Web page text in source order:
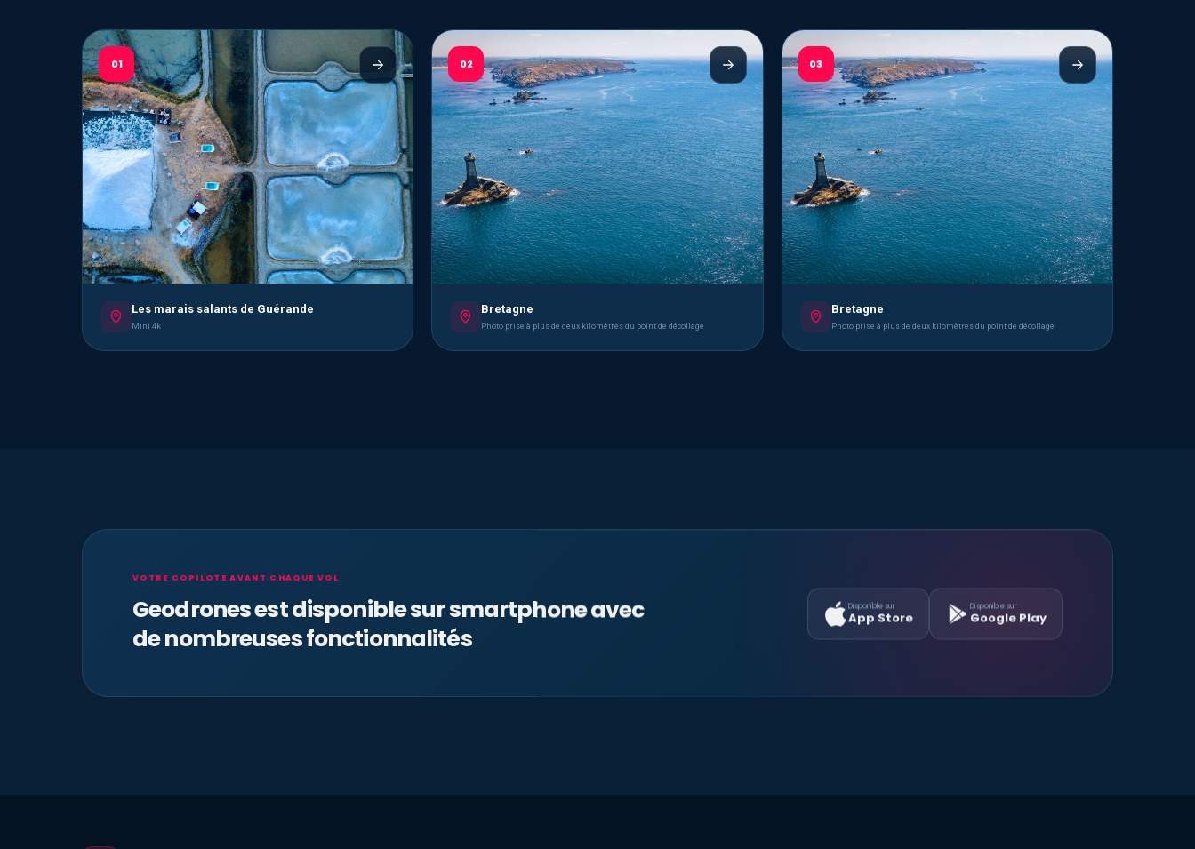
01
Les marais salants de Guérande
Mini 4k
02
Bretagne
Photo prise à plus de deux kilomètres du point de décollage
03
Bretagne
Photo prise à plus de deux kilomètres du point de décollage
VOTRE COPILOTE AVANT CHAQUE VOL
Geodrones est disponible sur smartphone avec
de nombreuses fonctionnalités
Disponible sur
App Store
Disponible sur
Google Play